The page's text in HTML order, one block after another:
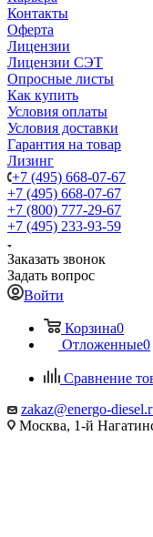
Контакты
Оферта
Лицензии
Лицензии СЭТ
Опросные листы
Как купить
Условия оплаты
Условия доставки
Гарантия на товар
Лизинг
+7 (495) 668-07-67
+7 (495) 668-07-67
+7 (800) 777-29-67
+7 (495) 233-93-59
Заказать звонок
Задать вопрос
Войти
Корзина0
Отложенные0
Сравнение
zakaz@energo-
Москва, 1-й